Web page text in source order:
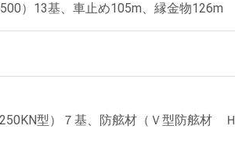
）13基、車止め105m、縁金物126m
型）７基、防舷材（Ｖ型防舷材 Ｈ